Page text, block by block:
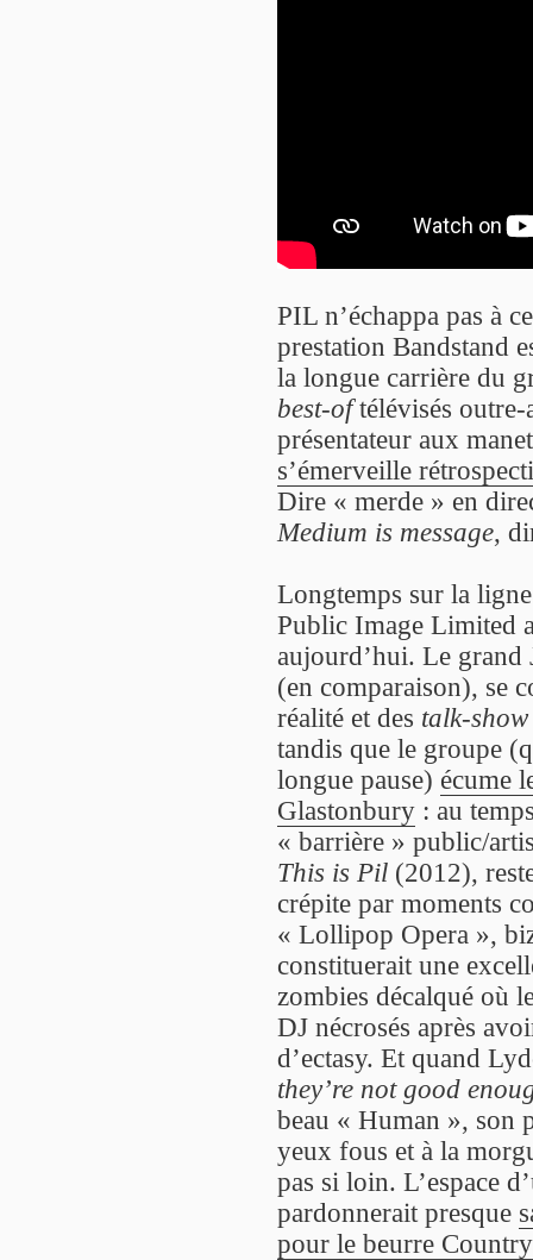
PIL n’échappa pas à
prestation Bandstand
la longue carrière du
best-oftélévisés outre-
présentateur aux
s’émerveille
Dire « merde » en
Medium is message,
Longtemps sur la
Public Image Limited
aujourd’hui. Le
(en comparaison), se
réalité et des talk-show
tandis que le groupe
longue pause) écume
Glastonbury : au
« barrière » public/
This is Pil (2012),
crépite par moments
« Lollipop Opera »,
constituerait une
zombies décalqué où
DJ nécrosés après
d’ectasy. Et quand
they’re not good
beau « Human », son
yeux fous et à la
pas si loin. L’espace
pardonnerait presque
pour le beurre